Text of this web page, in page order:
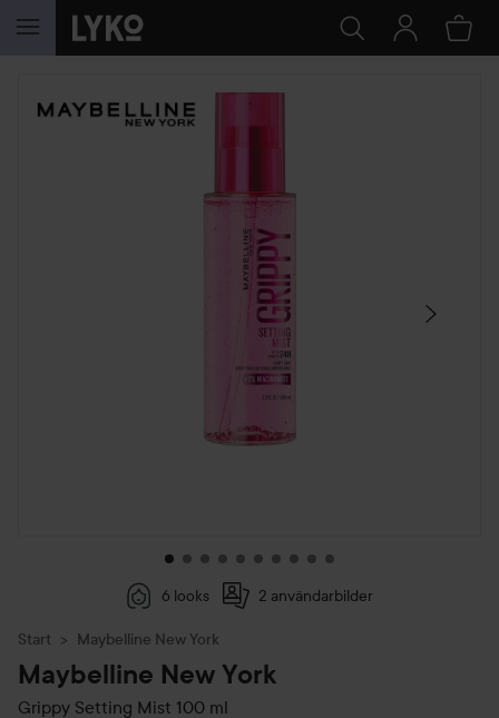
HOPPA TILL INNEHÅLLET
HOPPA ÖVER SEKTIONEN
6 looks 2 användarbilder
Start Maybelline New York
Maybelline New York
Grippy Setting Mist 100 ml